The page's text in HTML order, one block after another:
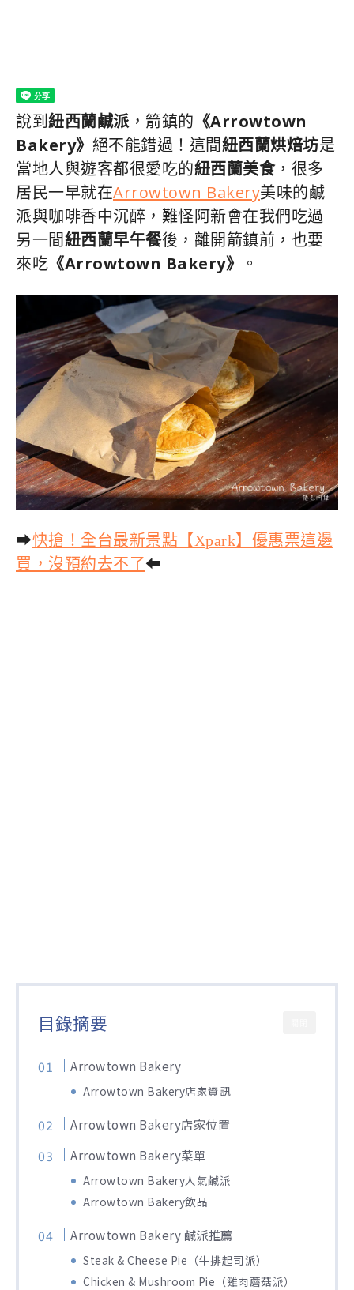
說到紐西蘭鹹派，箭鎮的 《Arrowtown
Bakery》 絕不能錯過！這間紐西蘭烘焙坊是
當地人與遊客都很愛吃的紐西蘭美食，很多
居民一早就在Arrowtown Bakery美味的鹹
派與咖啡香中沉醉，難怪阿新會在我們吃過
另一間紐西蘭早午餐後，離開箭鎮前，也要
來吃 《Arrowtown Bakery》 。
➡快搶！全台最新景點【Xpark】優惠票這邊
買，沒預約去不了⬅
目錄摘要
Arrowtown Bakery
Arrowtown Bakery店家資訊
Arrowtown Bakery店家位置
Arrowtown Bakery菜單
Arrowtown Bakery人氣鹹派
Arrowtown Bakery飲品
Arrowtown Bakery 鹹派推薦
Steak & Cheese Pie（牛排起司派）
Chicken & Mushroom Pie（雞肉蘑菇派）